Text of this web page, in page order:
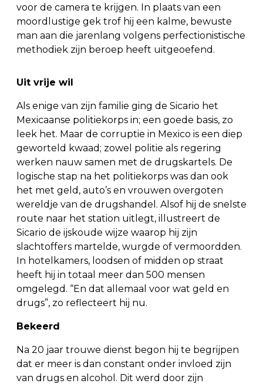
voor de camera te krijgen. In plaats van een
moordlustige gek trof hij een kalme, bewuste
man aan die jarenlang volgens perfectionistische
methodiek zijn beroep heeft uitgeoefend.
Uit vrije wil
Als enige van zijn familie ging de Sicario het
Mexicaanse politiekorps in; een goede basis, zo
leek het. Maar de corruptie in Mexico is een diep
geworteld kwaad; zowel politie als regering
werken nauw samen met de drugskartels. De
logische stap na het politiekorps was dan ook
het met geld, auto’s en vrouwen overgoten
wereldje van de drugshandel. Alsof hij de snelste
route naar het station uitlegt, illustreert de
Sicario de ijskoude wijze waarop hij zijn
slachtoffers martelde, wurgde of vermoordden.
In hotelkamers, loodsen of midden op straat
heeft hij in totaal meer dan 500 mensen
omgelegd. “En dat allemaal voor wat geld en
drugs”, zo reflecteert hij nu.
Bekeerd
Na 20 jaar trouwe dienst begon hij te begrijpen
dat er meer is dan constant onder invloed zijn
van drugs en alcohol. Dit werd door zijn